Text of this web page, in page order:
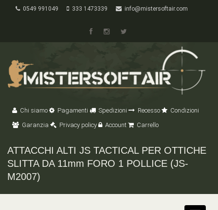
0549 991049 333 1473339 info@mistersoftair.com
Chi siamo Pagamenti Spedizioni Recesso
Condizioni
Garanzia
Privacy policy Account Carrello
ATTACCHI ALTI JS TACTICAL PER OTTICHE
SLITTA DA 11mm FORO 1 POLLICE (JS-
M2007)